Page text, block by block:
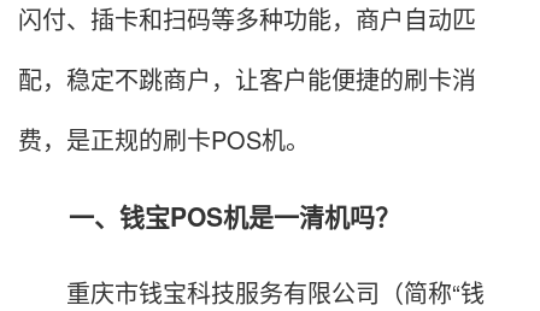
闪付、插卡和扫码等多种功能，商户自动匹
配，稳定不跳商户，让客户能便捷的刷卡消
费，是正规的刷卡POS机。
一、钱宝POS机是一清机吗？
重庆市钱宝科技服务有限公司（简称“钱